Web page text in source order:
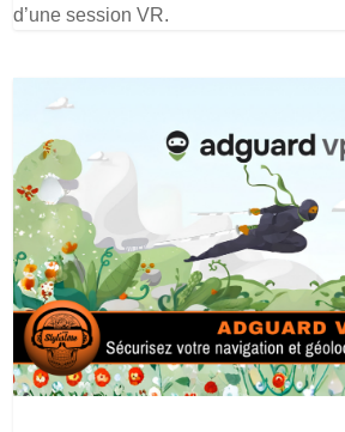
d’une session VR.